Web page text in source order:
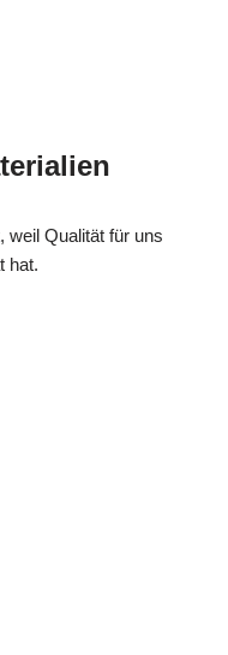
weil Qualität für uns
hat.